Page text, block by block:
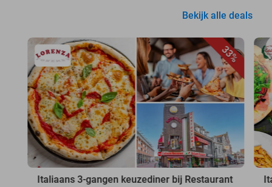
Bekijk alle deals
33%
Italiaans 3-gangen keuzediner bij Restaurant